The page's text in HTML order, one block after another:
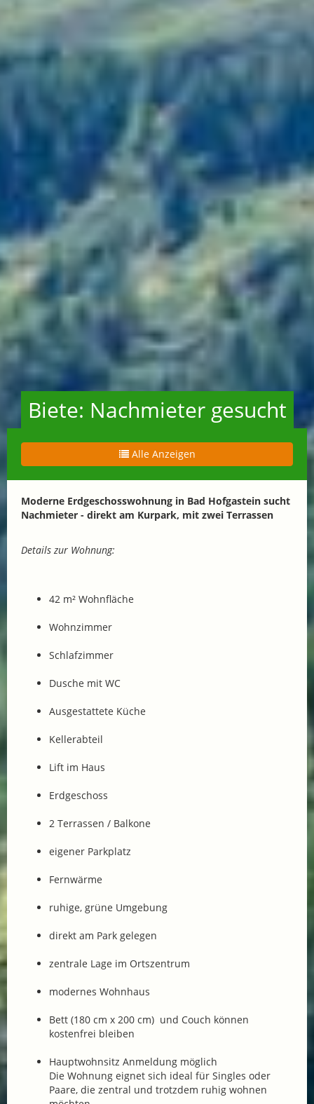
Biete: Nachmieter gesucht
Alle Anzeigen
Moderne Erdgeschosswohnung in Bad Hofgastein sucht
Nachmieter - direkt am Kurpark, mit zwei Terrassen
Details zur Wohnung:
42 m² Wohnfläche
Wohnzimmer
Schlafzimmer
Dusche mit WC
Ausgestattete Küche
Kellerabteil
Lift im Haus
Erdgeschoss
2 Terrassen / Balkone
eigener Parkplatz
Fernwärme
ruhige, grüne Umgebung
direkt am Park gelegen
zentrale Lage im Ortszentrum
modernes Wohnhaus
Bett (180 cm x 200 cm) und Couch können
kostenfrei bleiben
Hauptwohnsitz Anmeldung möglich
Die Wohnung eignet sich ideal für Singles oder
Paare, die zentral und trotzdem ruhig wohnen